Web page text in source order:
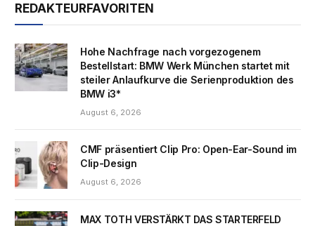
REDAKTEURFAVORITEN
Hohe Nachfrage nach vorgezogenem
Bestellstart: BMW Werk München startet mit
steiler Anlaufkurve die Serienproduktion des
BMW i3*
August 6, 2026
CMF präsentiert Clip Pro: Open-Ear-Sound im
Clip-Design
August 6, 2026
MAX TOTH VERSTÄRKT DAS STARTERFELD